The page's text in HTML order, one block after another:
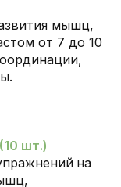
мышц,
от 7 до 10
шт.)
на